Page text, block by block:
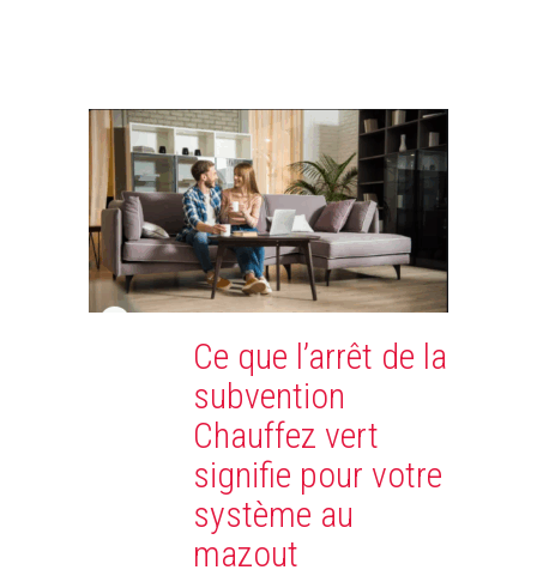
Ce que l’arrêt de la
subvention
Chauffez vert
signifie pour votre
système au
mazout